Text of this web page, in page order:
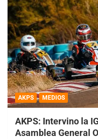
AKPS MEDIOS
AKPS: Intervino la
Asamblea General